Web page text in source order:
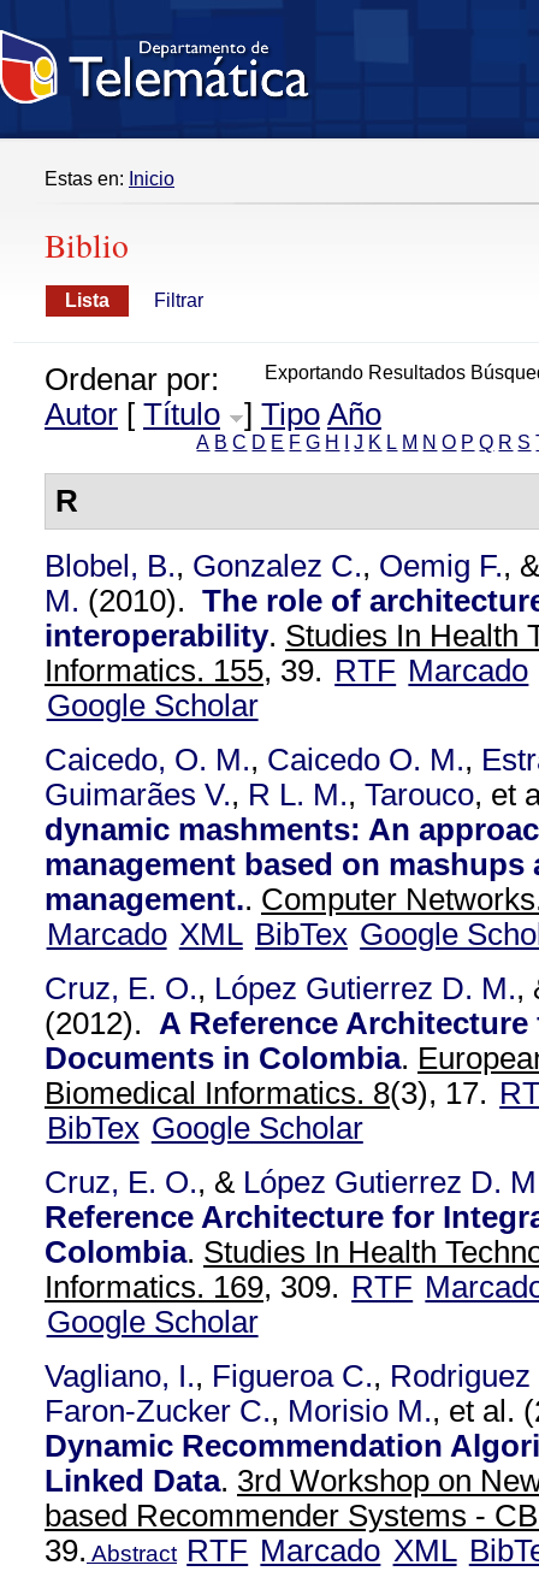
Estas en: Inicio
Biblio
Lista Filtrar
Exportando Resultados
Ordenar por:
Autor [ Título ] Tipo Año
A B C D E F G H J K L M N O P Q R S
R
Blobel, B., Gonzalez C., Oemig F.,
M. (2010). The role of
interoperability. Studies In Health
Informatics. 155, 39. RTF Marcado
Google Scholar
Caicedo, O. M., Caicedo O. M.,
Guimarães V., R L. M., Tarouco, et
dynamic mashments: An
management based on
management.. Computer
Marcado XML BibTex Google
Cruz, E. O., López Gutierrez D. M.,
(2012). A Reference
Documents in Colombia.
Biomedical Informatics. 8(3), 17.
BibTex Google Scholar
Cruz, E. O., & López Gutierrez D.
Reference Architecture for
Colombia. Studies In Health
Informatics. 169, 309. RTF
Google Scholar
Vagliano, I., Figueroa C., Rodriguez
Faron-Zucker C., Morisio M., et al.
Dynamic Recommendation
Linked Data. 3rd Workshop on
based Recommender Systems -
39. Abstract RTF Marcado XML